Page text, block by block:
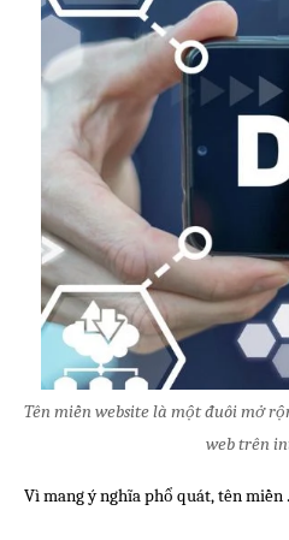
Tên miền website là một đuôi mở
web trên
Vì mang ý nghĩa phổ quát, tên